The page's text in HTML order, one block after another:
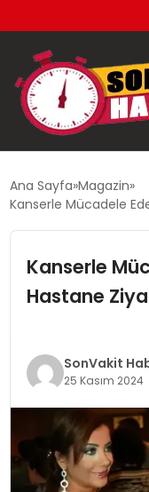
DÜNYA
SPOR
TEKNOLOJI
YAŞAM
Ana Sayfa Magazin
Kanserle Mücadele
Kanserle
Hastane
SonVakit
25 Kasım 2024